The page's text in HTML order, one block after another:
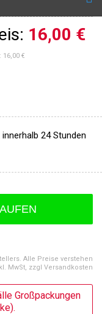
16,00 €
16,00 €
24 Stunden
Alle Preise verstehen
MwSt, zzgl Versandkosten
Großpackungen